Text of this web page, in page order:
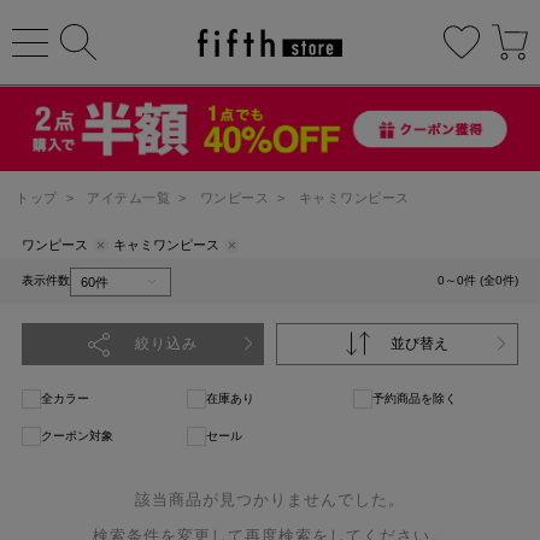
トップ > アイテム一覧 > ワンピース > キャミワンピース
ワンピース キャミワンピース
表示件数 0～0件 (全0件)
絞り込み 並び替え
全カラー 在庫あり 予約商品を除く
クーポン対象 セール
該当商品が見つかりませんでした。
検索条件を変更して再度検索をしてください。